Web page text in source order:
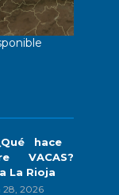
hace
VACAS?
La Rioja
28, 2026